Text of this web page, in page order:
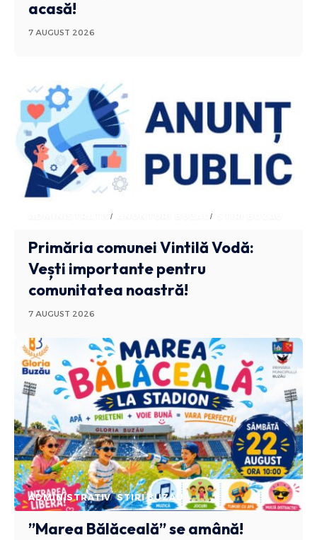
acasă!
7 AUGUST 2026
ADMINISTRATIV ANUNTURI BUZAU
Primăria comunei Vintilă Vodă:
Vești importante pentru
comunitatea noastră!
7 AUGUST 2026
ADMINISTRATIV STIRI BUZAU
”Marea Bălăceală” se amână!